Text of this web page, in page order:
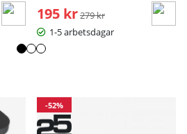
195 kr Ordinarie pris:
279 kr
1-5 arbetsdagar
-52%